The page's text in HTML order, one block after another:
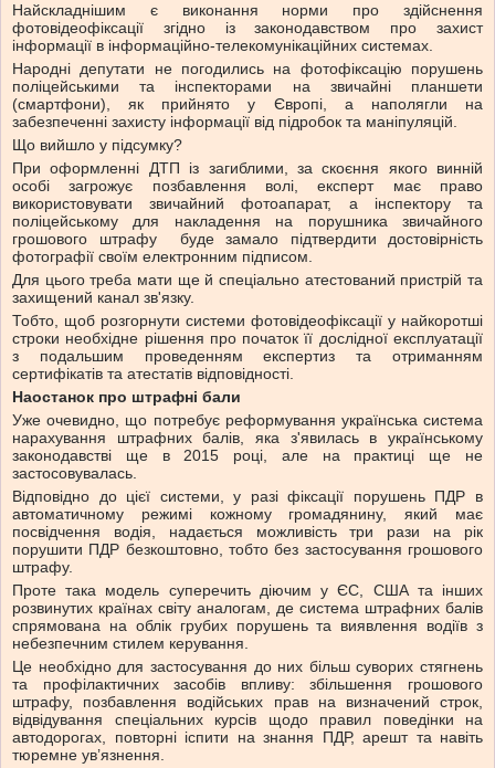
Найскладнішим є виконання норми про здійснення
фотовідеофіксації згідно із законодавством про захист
інформації в інформаційно-телекомунікаційних системах.
Народні депутати не погодились на фотофіксацію порушень
поліцейськими та інспекторами на звичайні планшети
(смартфони), як прийнято у Європі, а наполягли на
забезпеченні захисту інформації від підробок та маніпуляцій.
Що вийшло у підсумку?
При оформленні ДТП із загиблими, за скоєння якого винній
особі загрожує позбавлення волі, експерт має право
використовувати звичайний фотоапарат, а інспектору та
поліцейському для накладення на порушника звичайного
грошового штрафу буде замало підтвердити достовірність
фотографії своїм електронним підписом.
Для цього треба мати ще й спеціально атестований пристрій та
захищений канал зв'язку.
Тобто, щоб розгорнути системи фотовідеофіксації у найкоротші
строки необхідне рішення про початок її дослідної експлуатації
з подальшим проведенням експертиз та отриманням
сертифікатів та атестатів відповідності.
Наостанок про штрафні бали
Уже очевидно, що потребує реформування українська система
нарахування штрафних балів, яка з'явилась в українському
законодавстві ще в 2015 році, але на практиці ще не
застосовувалась.
Відповідно до цієї системи, у разі фіксації порушень ПДР в
автоматичному режимі кожному громадянину, який має
посвідчення водія, надається можливість три рази на рік
порушити ПДР безкоштовно, тобто без застосування грошового
штрафу.
Проте така модель суперечить діючим у ЄС, США та інших
розвинутих країнах світу аналогам, де система штрафних балів
спрямована на облік грубих порушень та виявлення водіїв з
небезпечним стилем керування.
Це необхідно для застосування до них більш суворих стягнень
та профілактичних засобів впливу: збільшення грошового
штрафу, позбавлення водійських прав на визначений строк,
відвідування спеціальних курсів щодо правил поведінки на
автодорогах, повторні іспити на знання ПДР, арешт та навіть
тюремне ув’язнення.